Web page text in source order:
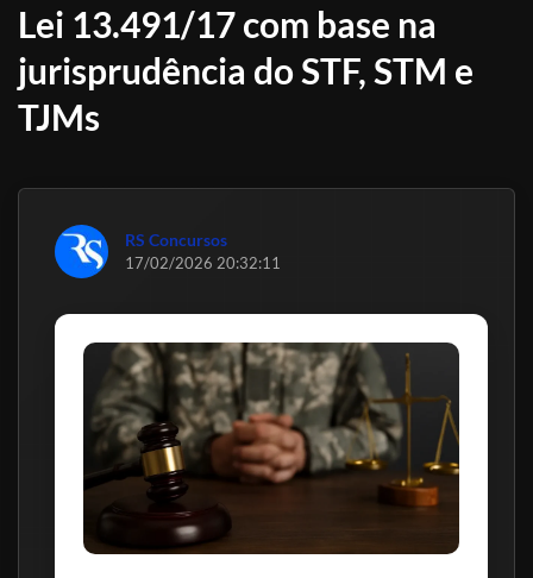
Lei 13.491/17 com base na
jurisprudência do STF, STM e
TJMs
RS Concursos
17/02/2026 20:32:11